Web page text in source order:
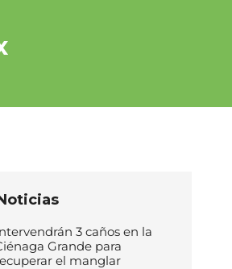
3 caños en la
Grande para
el manglar